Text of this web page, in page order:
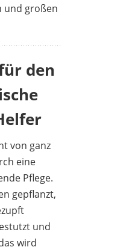
und großen
den
von ganz
eine
Pflege.
gepflanzt,
und
wird